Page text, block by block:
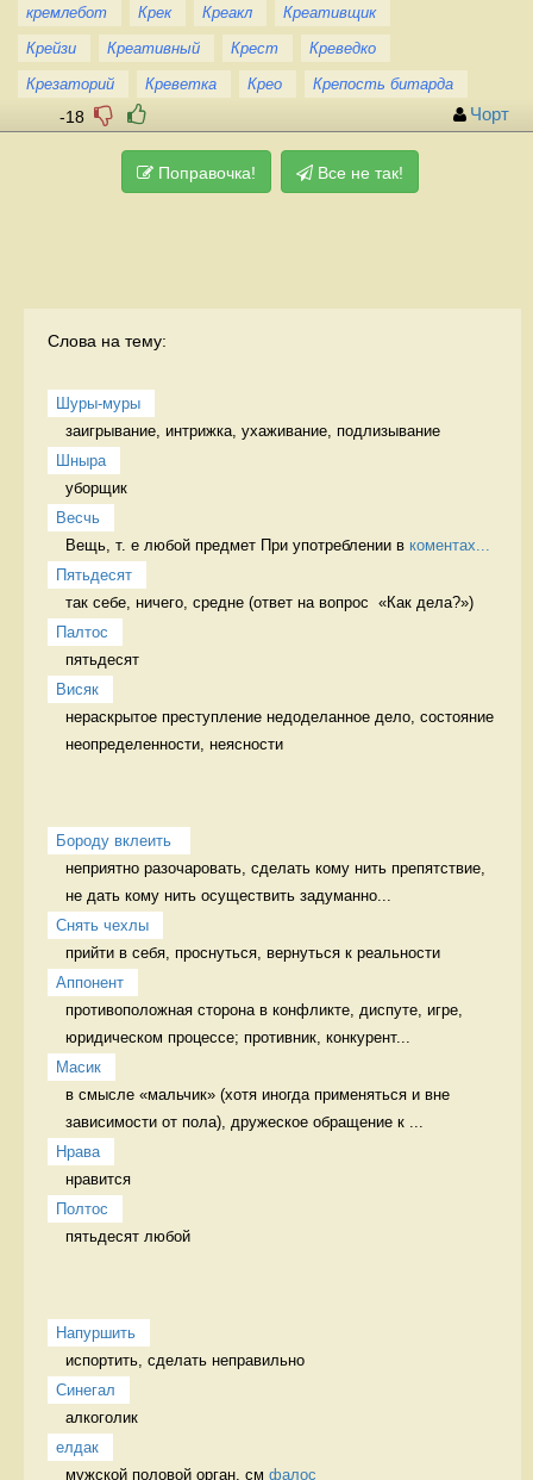
кремлебот
Крек Креакл
Креативщик
Крейзи
Креативный Крест
Креведко
Крезаторий
Креветка Крео Крепость битарда
-18 Чорт
Поправочка! Все не так!
Слова на тему:
Шуры-муры
заигрывание, интрижка, ухаживание, подлизывание
Шныра
уборщик
Весчь
Вещь, т. е любой предмет При употреблении в коментах...
Пятьдесят
так себе, ничего, средне (ответ на вопрос  «Как дела?»)
Палтос
пятьдесят
Висяк
нераскрытое преступление недоделанное дело, состояние
неопределенности, неясности
Бороду вклеить
неприятно разочаровать, сделать кому нить препятствие,
не дать кому нить осуществить задуманно...
Снять чехлы
прийти в себя, проснуться, вернуться к реальности
Аппонент
противоположная сторона в конфликте, диспуте, игре,
юридическом процессе; противник, конкурент...
Масик
в смысле «мальчик» (хотя иногда применяться и вне
зависимости от пола), дружеское обращение к ...
Нрава
нравится
Полтос
пятьдесят любой
Напуршить
испортить, сделать неправильно
Синегал
алкоголик
елдак
мужской половой орган, см фалос